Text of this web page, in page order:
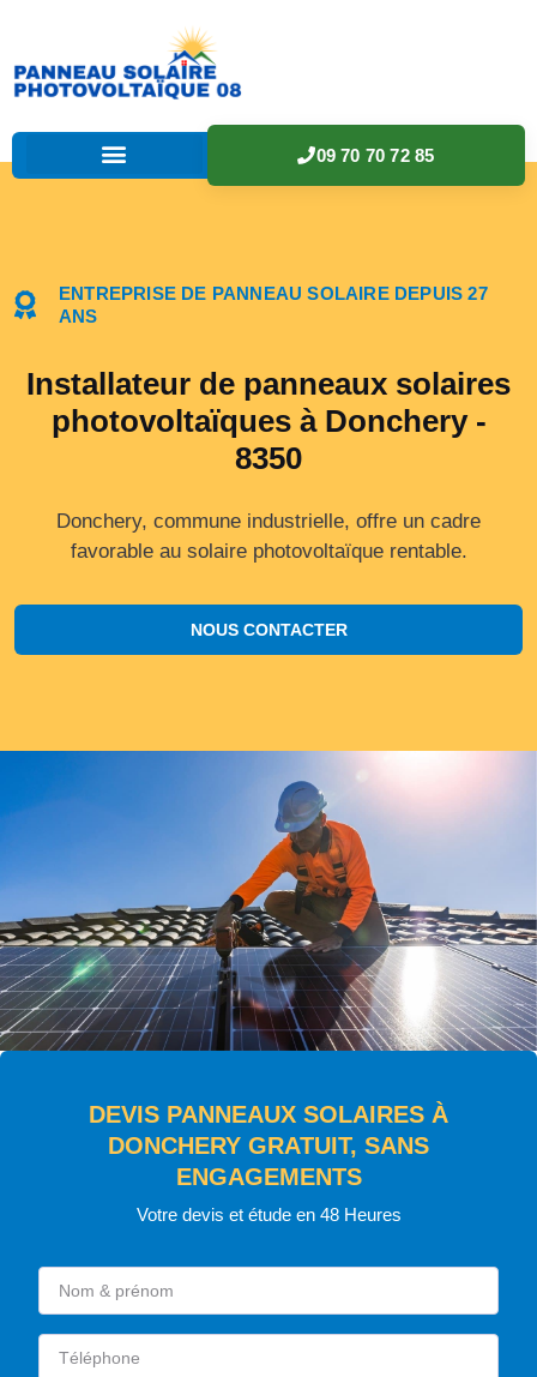
09 70 70 72 85
ENTREPRISE DE PANNEAU SOLAIRE DEPUIS 27
ANS
Installateur de panneaux solaires
photovoltaïques à Donchery -
8350
Donchery, commune industrielle, offre un cadre
favorable au solaire photovoltaïque rentable.
NOUS CONTACTER
DEVIS PANNEAUX SOLAIRES À
DONCHERY GRATUIT, SANS
ENGAGEMENTS
Votre devis et étude en 48 Heures